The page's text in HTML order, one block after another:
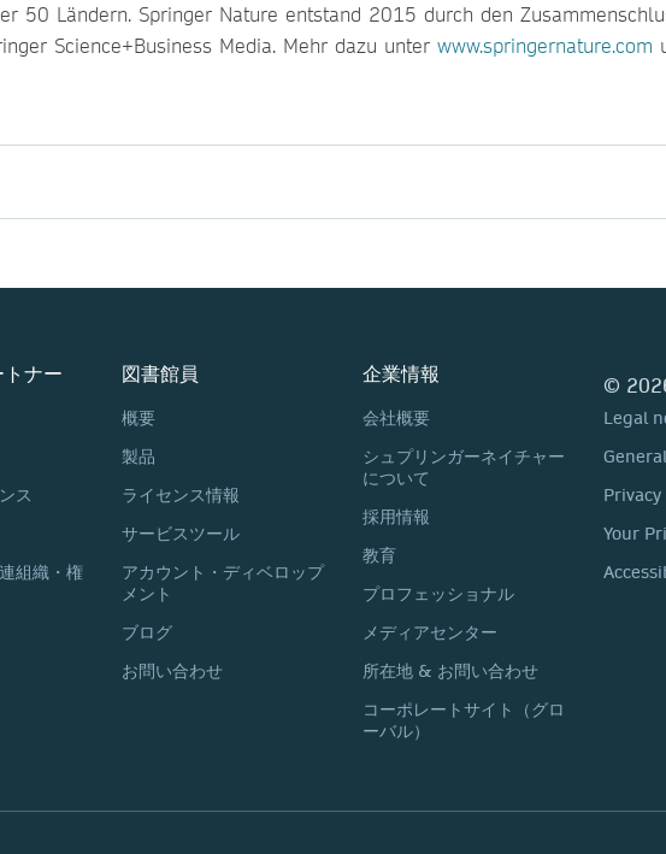
50 Ländern. Springer Nature entstand 2015 durch den
Science+Business Media. Mehr dazu unter www.springernature.com
ナー
ス
組織・権
図書館員
概要
製品
ライセンス情報
サービスツール
アカウント・ディベロップ
メント
ブログ
お問い合わせ
企業情報
会社概要
シュプリンガーネイチャー
について
採用情報
教育
プロフェッショナル
メディアセンター
所在地 & お問い合わせ
コーポレートサイト（グロ
ーバル）
©
Legal
Privacy
Your